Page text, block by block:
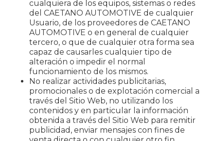
cualquiera de los equipos, sistemas o redes
del CAETANO AUTOMOTIVE de cualquier
Usuario, de los proveedores de CAETANO
AUTOMOTIVE o en general de cualquier
tercero, o que de cualquier otra forma sea
capaz de causarles cualquier tipo de
alteración o impedir el normal
funcionamiento de los mismos.
No realizar actividades publicitarias,
promocionales o de explotación comercial a
través del Sitio Web, no utilizando los
contenidos y en particular la información
obtenida a través del Sitio Web para remitir
publicidad, enviar mensajes con fines de